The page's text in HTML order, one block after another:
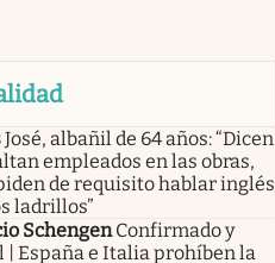
José, albañil de 64 años: “Dicen
empleados en las obras,
de requisito hablar inglés
ladrillos”
Schengen Confirmado y
| España e Italia prohíben la